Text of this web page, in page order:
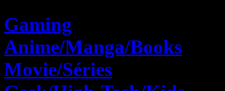
Gaming
Anime/Manga/Books
Movie/Séries